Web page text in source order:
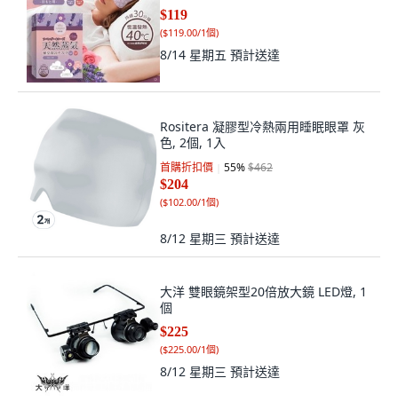
$119
($119.00/1個)
8/14 星期五 預計送達
Rositera 凝膠型冷熱兩用睡眠眼罩 灰
色, 2個, 1入
首購折扣價 55%$462
$204
($102.00/1個)
8/12 星期三 預計送達
大洋 雙眼鏡架型20倍放大鏡 LED燈, 1
個
$225
($225.00/1個)
8/12 星期三 預計送達